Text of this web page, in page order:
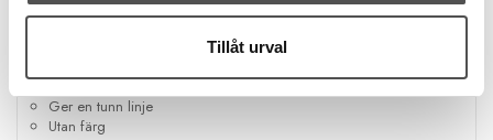
Tillåt urval
Markering på tyg
Ger en tunn linje
Utan färg